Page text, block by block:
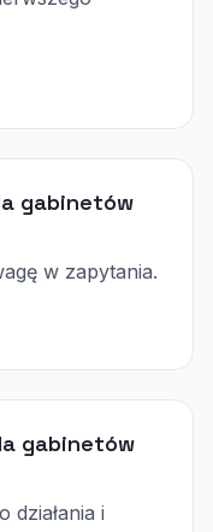
gabinetów
w zapytania.
gabinetów
działania i